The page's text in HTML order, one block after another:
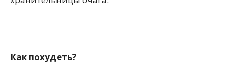
Как похудеть?